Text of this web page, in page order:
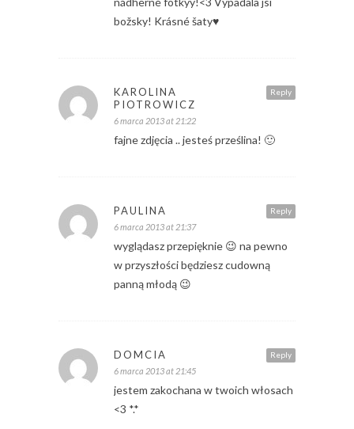
božsky! Krásné šaty♥
Reply
KAROLINA
PIOTROWICZ
6 marca 2013 at 21:22
fajne zdjęcia .. jesteś prześlina! 🙂
Reply
PAULINA
6 marca 2013 at 21:37
wyglądasz przepięknie 😉 na pewno
w przyszłości będziesz cudowną
panną młodą 😉
Reply
DOMCIA
6 marca 2013 at 21:45
jestem zakochana w twoich włosach
<3 *.*